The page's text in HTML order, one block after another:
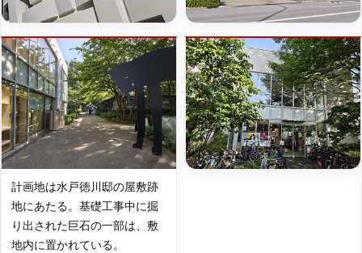
計画地は水戸徳川邸の屋敷跡
地にあたる。基礎工事中に掘
り出された巨石の一部は、敷
地内に置かれている。